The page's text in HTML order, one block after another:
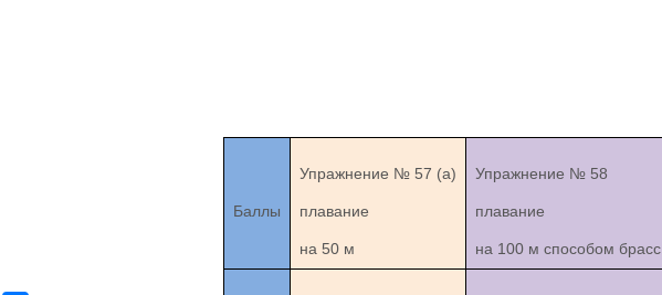
Баллы
Упражнение № 57 (а)
плавание
на 50 м
Упражнение № 58
плавание
на 100 м способом брасс